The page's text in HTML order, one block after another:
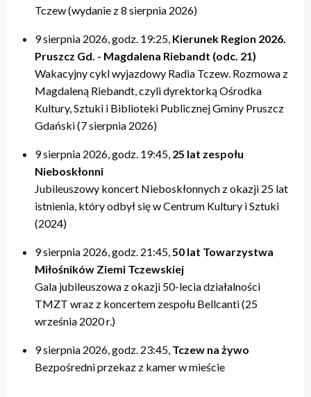
Tczew (wydanie z 8 sierpnia 2026)
9 sierpnia 2026, godz. 19:25, Kierunek Region 2026.
Pruszcz Gd. - Magdalena Riebandt (odc. 21)
Wakacyjny cykl wyjazdowy Radia Tczew. Rozmowa z
Magdaleną Riebandt, czyli dyrektorką Ośrodka
Kultury, Sztuki i Biblioteki Publicznej Gminy Pruszcz
Gdański (7 sierpnia 2026)
9 sierpnia 2026, godz. 19:45, 25 lat zespołu
Nieboskłonni
Jubileuszowy koncert Nieboskłonnych z okazji 25 lat
istnienia, który odbył się w Centrum Kultury i Sztuki
(2024)
9 sierpnia 2026, godz. 21:45, 50 lat Towarzystwa
Miłośników Ziemi Tczewskiej
Gala jubileuszowa z okazji 50-lecia działalności
TMZT wraz z koncertem zespołu Bellcanti (25
września 2020 r.)
9 sierpnia 2026, godz. 23:45, Tczew na żywo
Bezpośredni przekaz z kamer w mieście